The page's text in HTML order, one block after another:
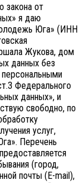
закона от
я даю
Юга» (ИНН
Жукова, дом
данных без
Федерального
данных», и
свободно, по
услуг,
Перечень
(город,
почты (E-mail),